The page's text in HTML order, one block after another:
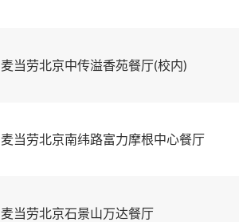
麦当劳北京中传溢香苑餐厅(校内)
麦当劳北京南纬路富力摩根中心餐厅
麦当劳北京石景山万达餐厅